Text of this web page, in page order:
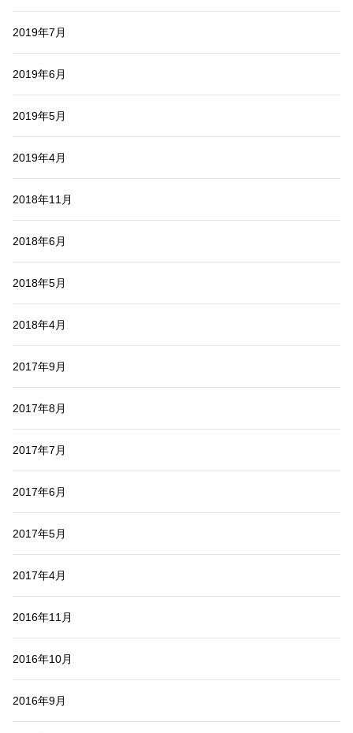
2019年7月
2019年6月
2019年5月
2019年4月
2018年11月
2018年6月
2018年5月
2018年4月
2017年9月
2017年8月
2017年7月
2017年6月
2017年5月
2017年4月
2016年11月
2016年10月
2016年9月